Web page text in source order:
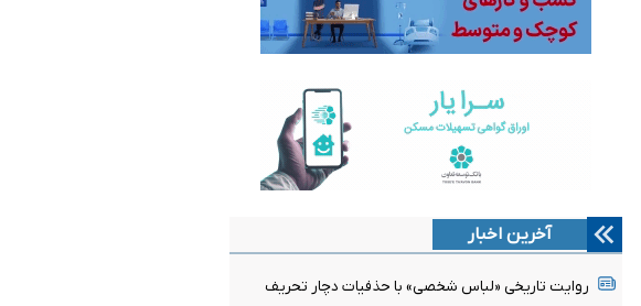
آخرین اخبار
روایت تاریخی «لباس شخصی» با حذفیات دچار تحریف